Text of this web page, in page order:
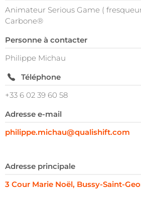
Animateur Serious Game (
Carbone®
Personne à contacter
Philippe Michau
Téléphone
+33 6 02 39 60 58
Adresse e-mail
philippe.michau@qualishift.com
Adresse principale
3 Cour Marie Noël, Bussy-Saint-